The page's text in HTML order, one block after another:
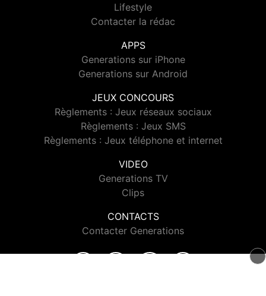
Lifestyle
Contacter la rédac
APPS
Generations sur iPhone
Generations sur Android
JEUX CONCOURS
Règlements : Jeux réseaux sociaux
Règlements : Jeux SMS
Règlements : Jeux téléphone et internet
VIDEO
Generations TV
Clips
CONTACTS
Contacter Generations